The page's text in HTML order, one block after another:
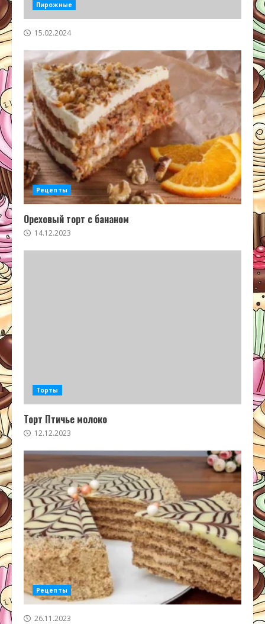
Пирожные
15.02.2024
Рецепты
Ореховый торт с бананом
14.12.2023
Торты
Торт Птичье молоко
12.12.2023
Рецепты
26.11.2023